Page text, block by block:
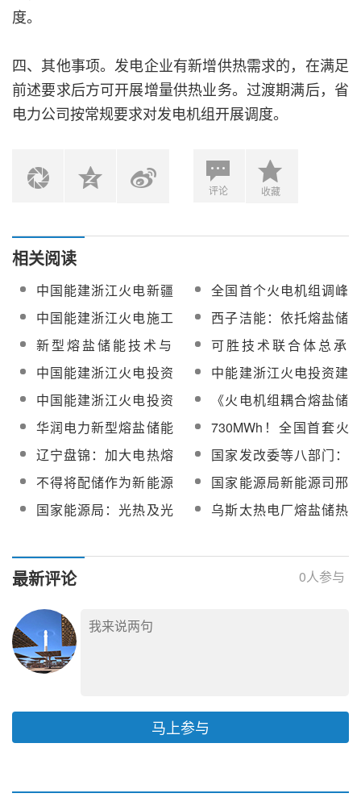
度。
四、其他事项。发电企业有新增供热需求的，在满足
前述要求后方可开展增量供热业务。过渡期满后，省
电力公司按常规要求对发电机组开展调度。
评论 收藏
相关阅读
中国能建浙江火电新疆
吐鲁番光热+光伏项目首
屏吸热器管排吊装就位
全国首个火电机组调峰
调频模块化熔盐储能项
目在华能德州电厂成功
商运
中国能建浙江火电施工
总承包！哈密150MW光
热项目吸热塔筒身结构
突破100米！
西子洁能：依托熔盐储
能核心技术，拓展其在
光热发电、火电灵活性
改造等场景的应用
新型熔盐储能技术与
2×645MW火电机组深度
耦合应用EPC项目招标
可胜技术联合体总承
包！浙江火电新疆吐鲁
番100MW光热项目完成
全部定日镜组装安装
中国能建浙江火电投资
建设！吐鲁番鄯善1吉瓦
“光伏+光热”一体化项目
一期工程完工
中能建浙江火电投资建
设！吐鲁番1吉瓦“光热
储能+光伏一体化”项目
光热电站定日镜组装安
装完成
中国能建浙江火电投资
建设，新疆1GW光热
+光伏项目首批300MW
光伏并网
《火电机组耦合熔盐储
热调峰系统技术要求》
团体标准启动会顺利召
开
华润电力新型熔盐储能
技术与大型火电机组深
度耦合应用EPC项目招
标
730MWh！全国首套火
电抽汽熔盐储能项目完
成试运
辽宁盘锦：加大电热熔
盐等新型储能技术推广
应用
国家发改委等八部门：
规模化熔盐储能技术纳
入《绿色技术推广目录
（2024年版）》！
不得将配储作为新能源
前置条件！国家发改
委、国家能源局推动新
电力市场
国家能源局新能源司邢
翼腾：坚定信心适应新
形势，努力破解阶段问
国家能源局：光热及光
划立项重点方向
乌斯太热电厂熔盐储热
目勘察设计及服务中标
最新评论 0人参与
马上参与